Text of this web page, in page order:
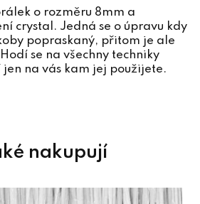
o rozměru 8mm a
crystal. Jedná se o úpravu kdy
popraskaný, přitom je ale
se na všechny techniky
na vás kam jej použijete.